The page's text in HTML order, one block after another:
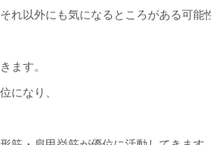
以外にも気になるところがある可能
ます。
になり、